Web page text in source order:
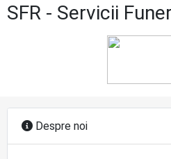
SFR - Servicii
Despre noi